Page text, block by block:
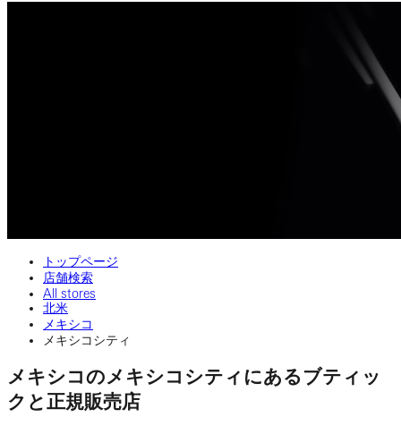
トップページ
店舗検索
All stores
北米
メキシコ
メキシコシティ
メキシコのメキシコシティにあるブティッ
クと正規販売店